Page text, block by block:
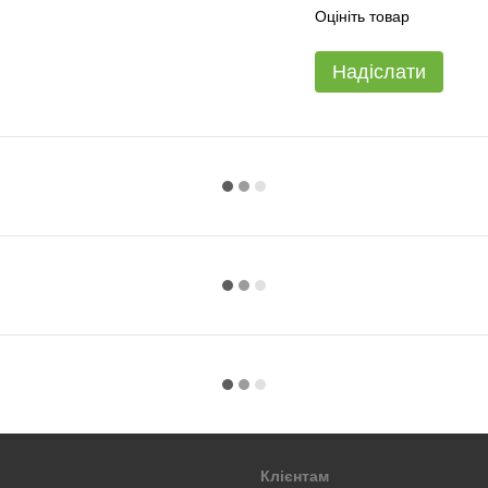
Оцініть товар
Надіслати
Клієнтам